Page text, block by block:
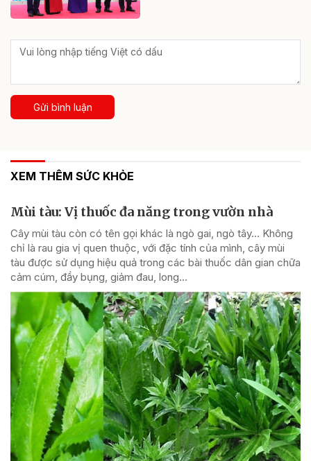
Gửi bình luận
XEM THÊM SỨC KHỎE
Mùi tàu: Vị thuốc đa năng trong vườn nhà
Cây mùi tàu còn có tên gọi khác là ngò gai, ngò tây… Không
chỉ là rau gia vị quen thuộc, với đặc tính của mình, cây mùi
tàu được sử dụng hiệu quả trong các bài thuốc dân gian chữa
cảm cúm, đầy bụng, giảm đau, long...